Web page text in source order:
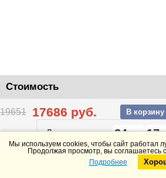
Стоимость
19651 17686 руб. В корзину
До конца акции24 17
Telegram
Мы используем cookies, чтобы сайт работал
Продолжая просмотр, вы соглашаетесь
Подробнее